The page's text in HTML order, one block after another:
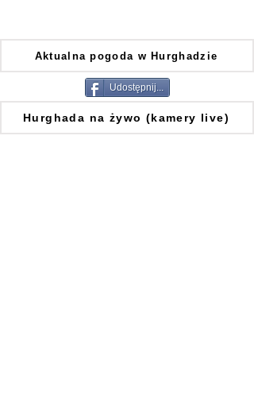
Aktualna pogoda w Hurghadzie
Udostępnij...
Hurghada na żywo (kamery live)